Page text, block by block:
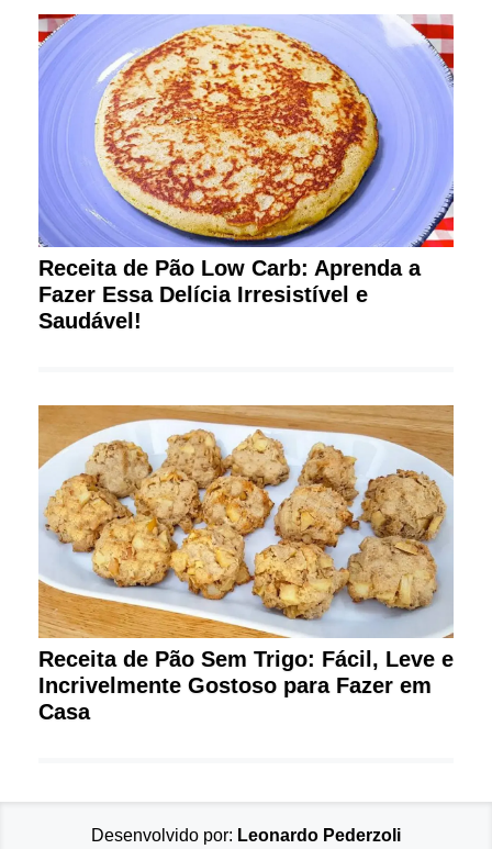
Receita de Pão Low Carb: Aprenda a
Fazer Essa Delícia Irresistível e
Saudável!
Receita de Pão Sem Trigo: Fácil, Leve e
Incrivelmente Gostoso para Fazer em
Casa
Desenvolvido por: Leonardo Pederzoli